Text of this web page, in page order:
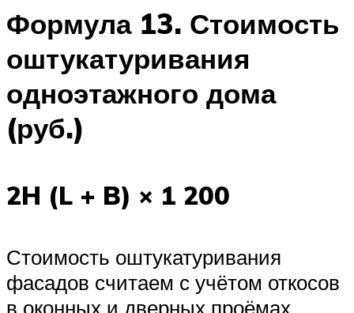
Формула 13. Стоимость
оштукатуривания
одноэтажного дома
(руб.)
2H (L + B) × 1 200
Стоимость оштукатуривания
фасадов считаем с учётом откосов
в оконных и дверных проёмах.